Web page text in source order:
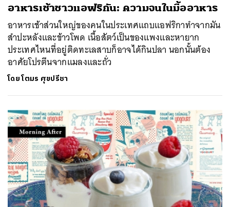
อาหารเช้าชาวแอฟริกัน: ความจนในมื้ออาหาร
อาหารเช้าส่วนใหญ่ของคนในประเทศแถบแอฟริกาทำจากมัน
สำปะหลังและข้าวโพด เนื้อสัตว์เป็นของแพงและหายาก
ประเทศไหนที่อยู่ติดทะเลสาบก็อาจได้กินปลา นอกนั้นต้อง
อาศัยโปรตีนจากแมลงและถั่ว
โดยโตมร ศุขปรีชา